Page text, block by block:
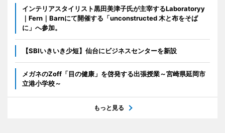
インテリアスタイリスト黒田美津子氏が主宰するLaboratoryy
｜Fern｜Barnにて開催する「unconstructed 木と布をそば
に」へ参加。
【SBIいきいき少短】仙台にビジネスセンターを新設
メガネのZoff「目の健康」を啓発する出張授業～宮崎県延岡市
立港小学校～
もっと見る